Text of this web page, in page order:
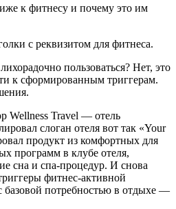
с реквизитом для фитнеса.
пользоваться? Нет, это
к сформированным триггерам.
Wellness Travel — отель
слоган отеля вот так «Your
продукт из комфортных для
программ в клубе отеля,
сна и спа-процедур. И снова
фитнес-активной
базовой потребностью в отдыхе —